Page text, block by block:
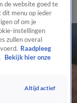
PanelVideo's
de website goed te
dit menu op ieder
of om je
instellingen
zullen overal
Raadpleeg
Bekijk hier onze
Altijd actief